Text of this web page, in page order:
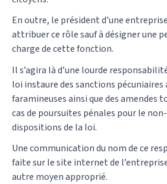
En outre, le président d’une
attribuer ce rôle sauf à désigner une
charge de cette fonction.
Il s’agira là d’une lourde
loi instaure des sanctions
faramineuses ainsi que des amendes
cas de poursuites pénales pour le
dispositions de la loi.
Une communication du nom de ce
faite sur le site internet de
autre moyen approprié.